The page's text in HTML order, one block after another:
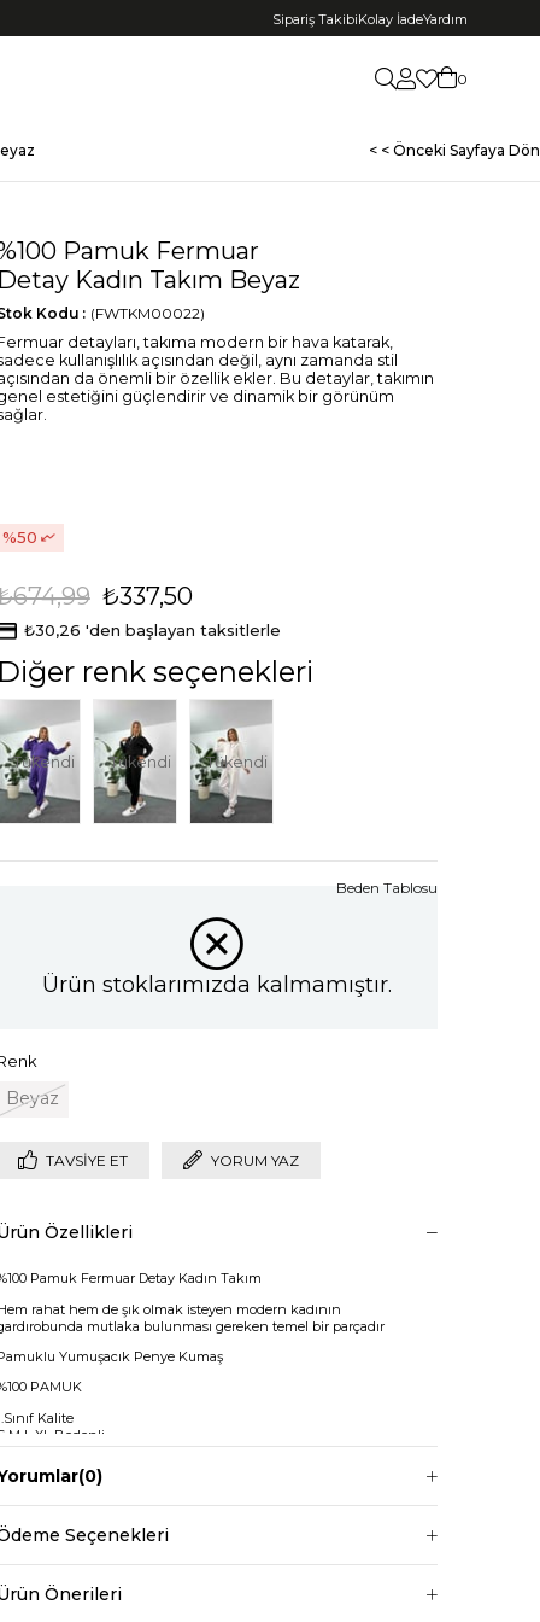
Sipariş TakibiKolay İadeYardım
0
< < Önceki Sayfaya Dön
Pamuk Fermuar
Detay Kadın Takım Beyaz
(FWTKM00022)
Kodu
detayları, takıma modern bir hava katarak,
kullanışlılık açısından değil, aynı zamanda stil
da önemli bir özellik ekler. Bu detaylar, takımın
estetiğini güçlendirir ve dinamik bir görünüm
50
₺337,50
₺30,26 'den başlayan taksitlerle
Diğer renk seçenekleri
Tükendi Tükendi Tükendi
Ürün stoklarımızda kalmamıştır.
Beyaz
Beden Tablosu
TAVSIYE ET YORUM YAZ
Özellikleri
Pamuk Fermuar Detay Kadın Takım
rahat hem de şık olmak isteyen modern kadının
mutlaka bulunması gereken temel bir parçadır
Yumuşacık Penye Kumaş
PAMUK
Kalite
M L XL Bedenli
Fermuar Yaka
Paçası Lastik Sıkmalı
boy: 55cm
(0)
Seçenekleri
Önerileri